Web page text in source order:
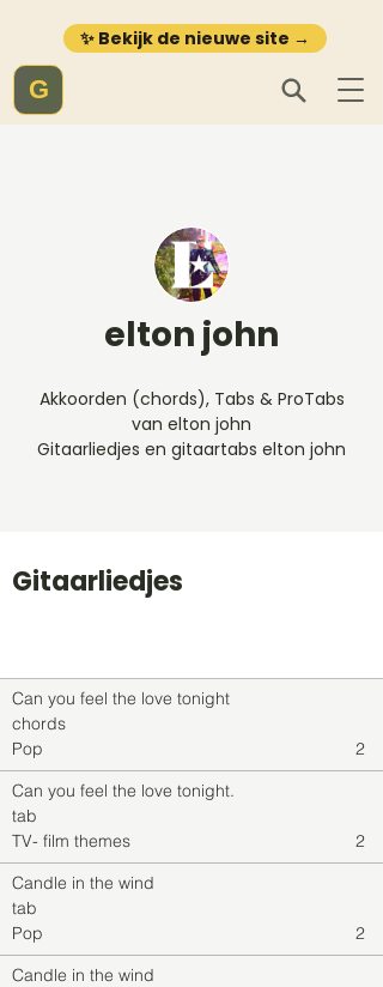
✨ Bekijk de nieuwe site →
G
elton john
Akkoorden (chords), Tabs & ProTabs
van elton john
Gitaarliedjes en gitaartabs elton john
Gitaarliedjes
Can you feel the love tonight
chords
Pop
2
Can you feel the love tonight.
tab
TV- film themes
2
Candle in the wind
tab
Pop
2
Candle in the wind